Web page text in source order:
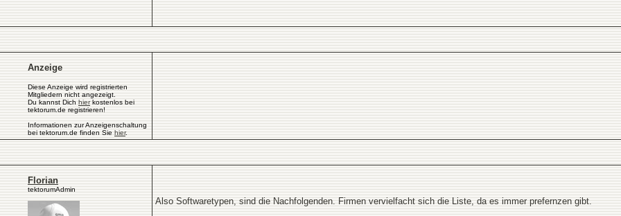
Anzeige
Diese Anzeige wird registrierten
Mitgliedern nicht angezeigt.
Du kannst Dich hierkostenlos bei
tektorum.de registrieren!
Informationen zur Anzeigenschaltung
bei tektorum.de finden Sie hier.
Florian
tektorumAdmin
Also Softwaretypen, sind die Nachfolgenden. Firmen vervielfacht sich die Liste, da es immer prefernzen gibt.